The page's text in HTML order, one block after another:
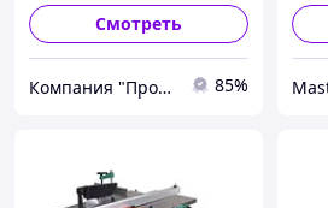
Смотреть
Компания "Пром Инструмент" - инструмент для профессионалов 85%